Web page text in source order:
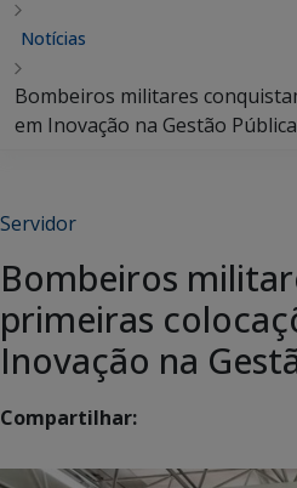
Notícias
Bombeiros militares
em Inovação na Gestão Pública
Servidor
Bombeiros
primeiras
Inovação na
Compartilhar: